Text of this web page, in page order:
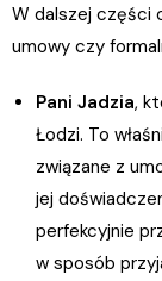
W dalszej części
umowy czy
Pani Jadzia,
Łodzi. To
związane z
jej
perfekcyjnie
w sposób